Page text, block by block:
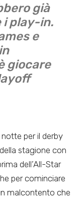
già
i play-in.
e
giocare
per il derby
stagione con
dell’All-Star
per cominciare
malcontento che